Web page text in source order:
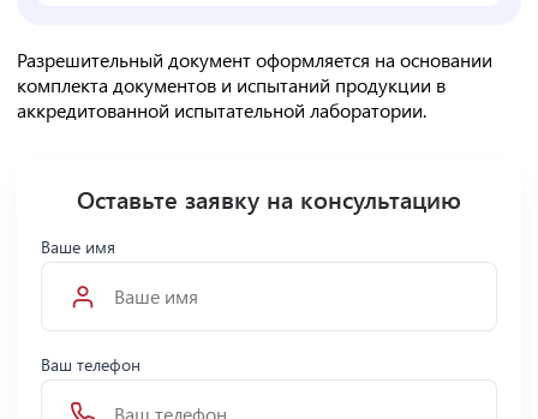
Разрешительный документ оформляется на основании
комплекта документов и испытаний продукции в
аккредитованной испытательной лаборатории.
Оставьте заявку на консультацию
Ваше имя
Ваш телефон